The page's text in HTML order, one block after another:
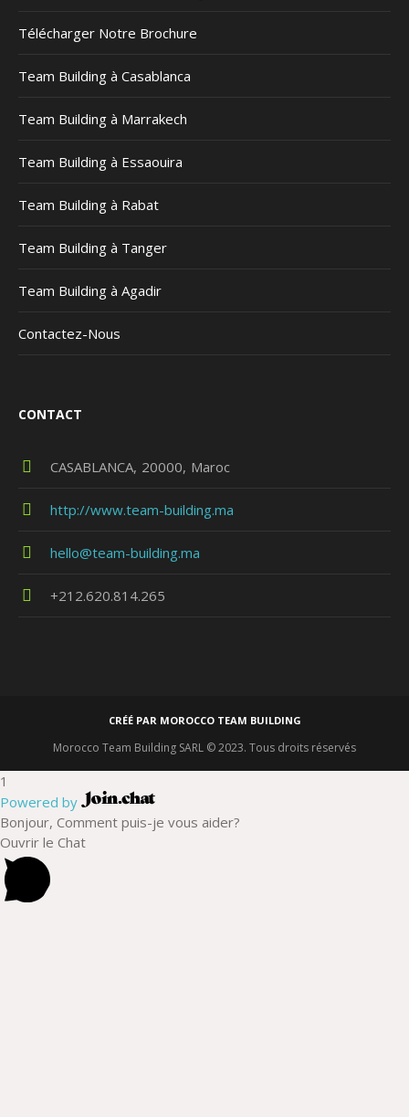
Télécharger Notre Brochure
Team Building à Casablanca
Team Building à Marrakech
Team Building à Essaouira
Team Building à Rabat
Team Building à Tanger
Team Building à Agadir
Contactez-Nous
CONTACT
CASABLANCA 20000 Maroc
http://www.team-building.ma
hello@team-building.ma
+212.620.814.265
CRÉÉ PAR MOROCCO TEAM BUILDING
Morocco Team Building SARL © 2023. Tous droits réservés
1
Powered by
Bonjour, Comment puis-je vous aider?
Ouvrir le Chat